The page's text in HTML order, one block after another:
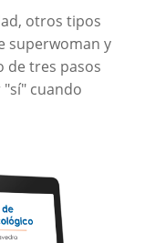
otros tipos
superwoman y
de tres pasos
cuando